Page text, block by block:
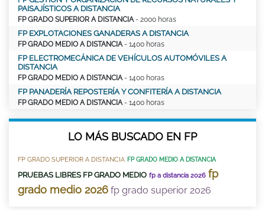
PAISAJÍSTICOS A DISTANCIA
FP GRADO SUPERIOR A DISTANCIA- 2000 horas
FP EXPLOTACIONES GANADERAS A DISTANCIA
FP GRADO MEDIO A DISTANCIA- 1400 horas
FP ELECTROMECÁNICA DE VEHÍCULOS AUTOMÓVILES A
DISTANCIA
FP GRADO MEDIO A DISTANCIA- 1400 horas
FP PANADERÍA REPOSTERÍA Y CONFITERÍA A DISTANCIA
FP GRADO MEDIO A DISTANCIA- 1400 horas
LO MÁS BUSCADO EN FP
FP GRADO SUPERIOR A DISTANCIA FP GRADO MEDIO A DISTANCIA
PRUEBAS LIBRES FP GRADO MEDIO fp a distancia 2026 fp
grado medio 2026 fp grado superior 2026